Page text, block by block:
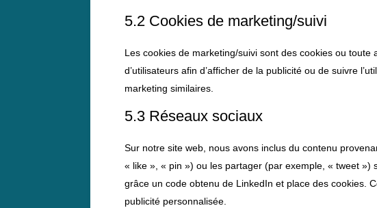
5.2 Cookies de marketing/suivi
Les cookies de marketing/suivi sont des cookies ou
d’utilisateurs afin d’afficher de la publicité ou de suivre
marketing similaires.
5.3 Réseaux sociaux
Sur notre site web, nous avons inclus du contenu
« like », « pin ») ou les partager (par exemple, « tweet
grâce un code obtenu de LinkedIn et place des cookies.
publicité personnalisée.